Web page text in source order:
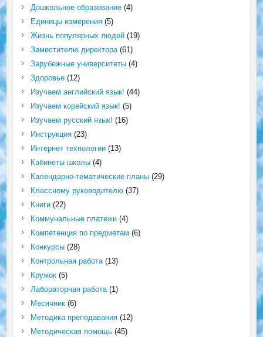
Дошкольное образование(4)
Единицы измерения(5)
Жизнь популярных людей(19)
Заместителю директора(61)
Зарубежные университеты(4)
Здоровье(12)
Изучаем английский язык! (44)
Изучаем корейский язык! (5)
Изучаем русский язык! (16)
Инструкция(23)
Интернет технологии(13)
Кабинеты школы(4)
Календарно-тематические планы(29)
Классному руководителю(37)
Книги(22)
Коммунальные платежи(4)
Компетенция по предметам (6)
Конкурсы(28)
Контрольная работа(13)
Кружок(5)
Лабораторная работа(1)
Месячник(6)
Методика преподавания(12)
Методическая помощь(45)